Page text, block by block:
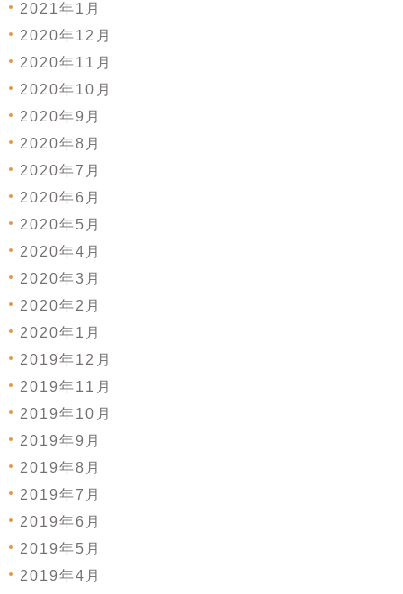
2021年1月
2020年12月
2020年11月
2020年10月
2020年9月
2020年8月
2020年7月
2020年6月
2020年5月
2020年4月
2020年3月
2020年2月
2020年1月
2019年12月
2019年11月
2019年10月
2019年9月
2019年8月
2019年7月
2019年6月
2019年5月
2019年4月